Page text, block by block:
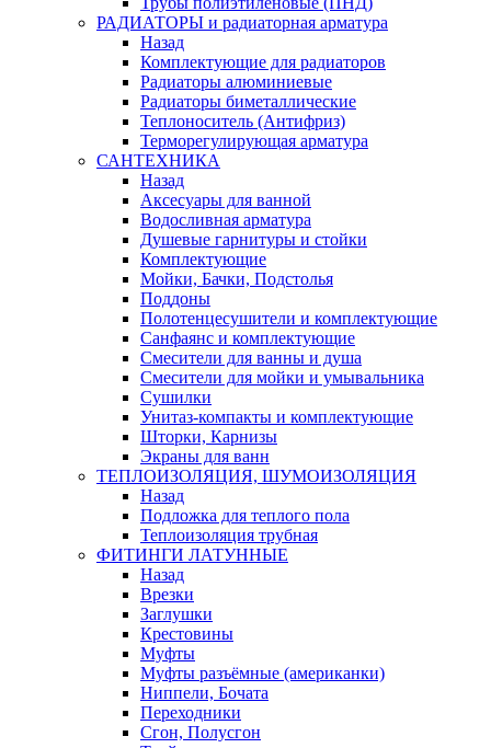
РАДИАТОРЫ и радиаторная арматура
Назад
Комплектующие для радиаторов
Радиаторы алюминиевые
Радиаторы биметаллические
Теплоноситель (Антифриз)
Терморегулирующая арматура
САНТЕХНИКА
Назад
Аксесуары для ванной
Водосливная арматура
Душевые гарнитуры и стойки
Комплектующие
Мойки, Бачки, Подстолья
Поддоны
Полотенцесушители и комплектующие
Санфаянс и комплектующие
Смесители для ванны и душа
Смесители для мойки и умывальника
Сушилки
Унитаз-компакты и комплектующие
Шторки, Карнизы
Экраны для ванн
ТЕПЛОИЗОЛЯЦИЯ, ШУМОИЗОЛЯЦИЯ
Назад
Подложка для теплого пола
Теплоизоляция трубная
ФИТИНГИ ЛАТУННЫЕ
Назад
Врезки
Заглушки
Крестовины
Муфты
Муфты разъёмные (американки)
Ниппели, Бочата
Переходники
Сгон, Полусгон